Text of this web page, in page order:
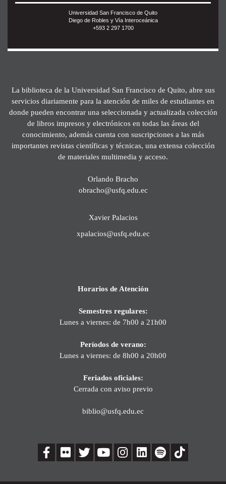
Universidad San Francisco de Quito
Diego de Robles y Vía Interoceánica
+593 2 297 1700
La biblioteca de la Universidad San Francisco de Quito, abre sus
servicios diariamente para la atención de miles de estudiantes en
donde pueden encontrar una seleccionada y actualizada colección
de libros impresos y electrónicos en todas las áreas del
conocimiento, además cuenta con suscripciones a las más
importantes revistas científicas y técnicas, una extensa colección
de materiales multimedia y acceso.
Orlando Bracho
obracho@usfq.edu.ec
Xavier Palacios
xpalacios@usfq.edu.ec
Horarios de Atención
Semestres regulares:
Lunes a viernes: de 7h00 a 21h00
Períodos de verano:
Lunes a viernes: de 8h00 a 20h00
Feriados oficiales:
Cerrada con aviso previo
biblio@usfq.edu.ec